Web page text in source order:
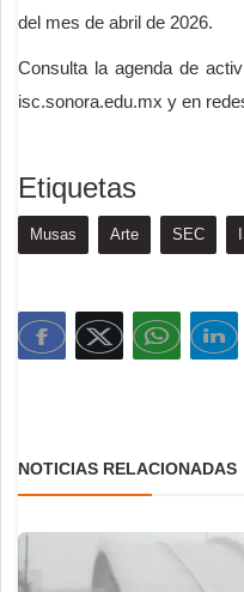
del mes de abril de 2026.
Consulta la agenda de
isc.sonora.edu.mx y en
Etiquetas
Musas Arte SEC
NOTICIAS RELACIONADAS